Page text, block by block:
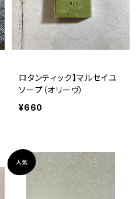
ロタンティック】マルセイユ
ソープ（オリーヴ）
¥660